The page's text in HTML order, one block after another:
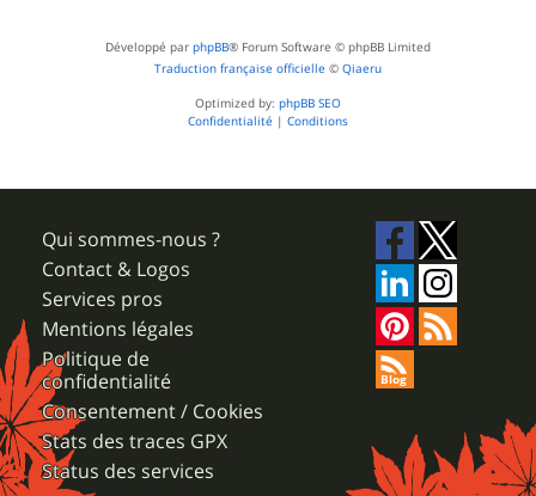
Développé par phpBB® Forum Software © phpBB Limited
Traduction française officielle © Qiaeru
Optimized by: phpBB SEO
Confidentialité | Conditions
Qui sommes-nous ?
Contact & Logos
Services pros
Mentions légales
Politique de
confidentialité
Consentement / Cookies
Stats des traces GPX
Status des services